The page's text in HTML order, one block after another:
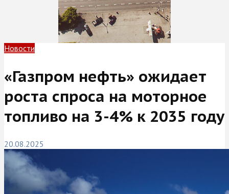
Новости
«Газпром нефть» ожидает
роста спроса на моторное
топливо на 3-4% к 2035 году
20.08.2025